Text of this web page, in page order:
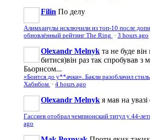
Filin По делу
Алимханулы исключили из топ-10 после
обновлённый рейтинг The Ring · 3 hours ago
Olexandr Melnyk та не буде він
битися)він раз так спробував з
Бьорнсом...
«Боится до у**ачки». Бакли разоблачил
Хабибом · 4 hours ago
Olexandr Melnyk я мав на увазі
Гассиев отобрал чемпионский титул у 44-
ago